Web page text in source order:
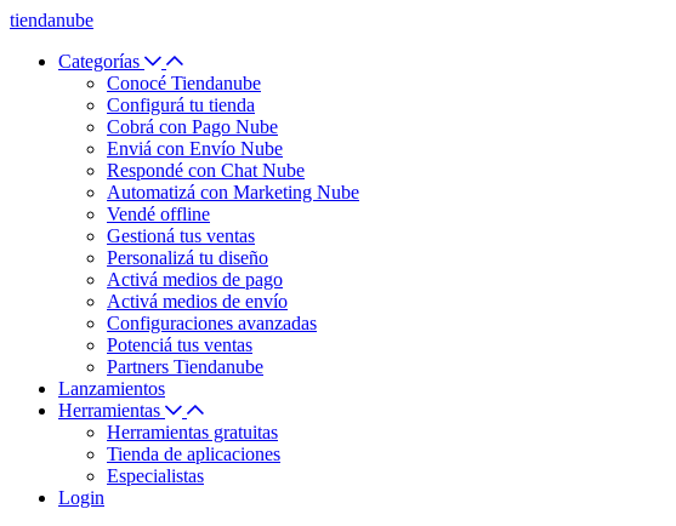
tiendanube
Categorías
Conocé Tiendanube
Configurá tu tienda
Cobrá con Pago Nube
Enviá con Envío Nube
Respondé con Chat Nube
Automatizá con Marketing Nube
Vendé offline
Gestioná tus ventas
Personalizá tu diseño
Activá medios de pago
Activá medios de envío
Configuraciones avanzadas
Potenciá tus ventas
Partners Tiendanube
Lanzamientos
Herramientas
Herramientas gratuitas
Tienda de aplicaciones
Especialistas
Login